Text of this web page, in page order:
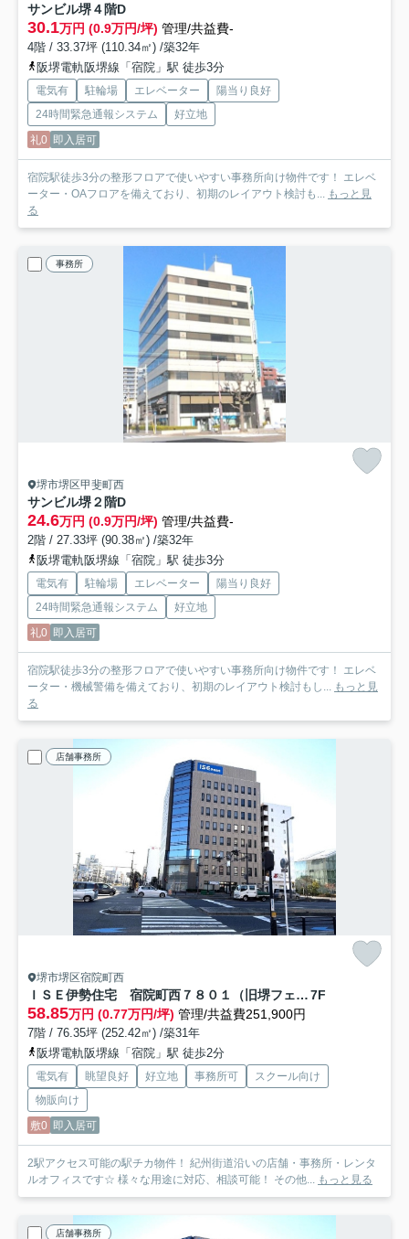
サンビル堺４階D
30.1万円 (0.9万円/坪) 管理/共益費-
4階 / 33.37坪 (110.34㎡) /築32年
阪堺電軌阪堺線「宿院」駅 徒歩3分
電気有 駐輪場 エレベーター
陽当り良好
24時間緊急通報システム
好立地
礼0 即入居可
宿院駅徒歩3分の整形フロアで使いやすい事務所向け物件です！ エレベ
ーター・OAフロアを備えており、初期のレイアウト検討も...
もっと見
る
事務所
堺市堺区甲斐町西
サンビル堺２階D
24.6万円 (0.9万円/坪) 管理/共益費-
2階 / 27.33坪 (90.38㎡) /築32年
阪堺電軌阪堺線「宿院」駅 徒歩3分
電気有 駐輪場 エレベーター
陽当り良好
24時間緊急通報システム
好立地
礼0 即入居可
宿院駅徒歩3分の整形フロアで使いやすい事務所向け物件です！ エレベ
ーター・機械警備を備えており、初期のレイアウト検討もし...
もっと見
る
店舗事務所
堺市堺区宿院町西
ＩＳＥ伊勢住宅 宿院町西７８０１（旧堺フェニックスビル） 7F
58.85万円 (0.77万円/坪) 管理/共益費251,900円
7階 / 76.35坪 (252.42㎡) /築31年
阪堺電軌阪堺線「宿院」駅 徒歩2分
電気有 眺望良好 好立地 事務所可
スクール向け
物販向け
敷0 即入居可
2駅アクセス可能の駅チカ物件！ 紀州街道沿いの店舗・事務所・レンタ
ルオフィスです☆ 様々な用途に対応、相談可能！ その他...
もっと見る
店舗事務所